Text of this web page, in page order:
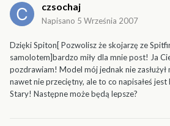
czsochaj
Napisano 5 Września 2007
Dzięki Spiton[ Pozwolisz że skojarzę ze
samolotem]bardzo miły dla mnie post! Ja
pozdrawiam! Model mój jednak nie
nawet nie przeciętny, ale to co napisałeś
Stary! Następne może będą lepsze?